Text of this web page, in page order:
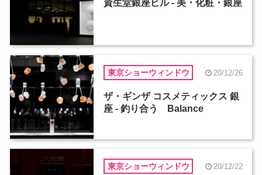
資生堂銀座ビル - 美・化粧・銀座
東京ショーウィンドウ 20/12/26
ザ・ギンザ コスメティックス 銀
座 - 釣り合う Balance
東京ショーウィンドウ 20/12/22